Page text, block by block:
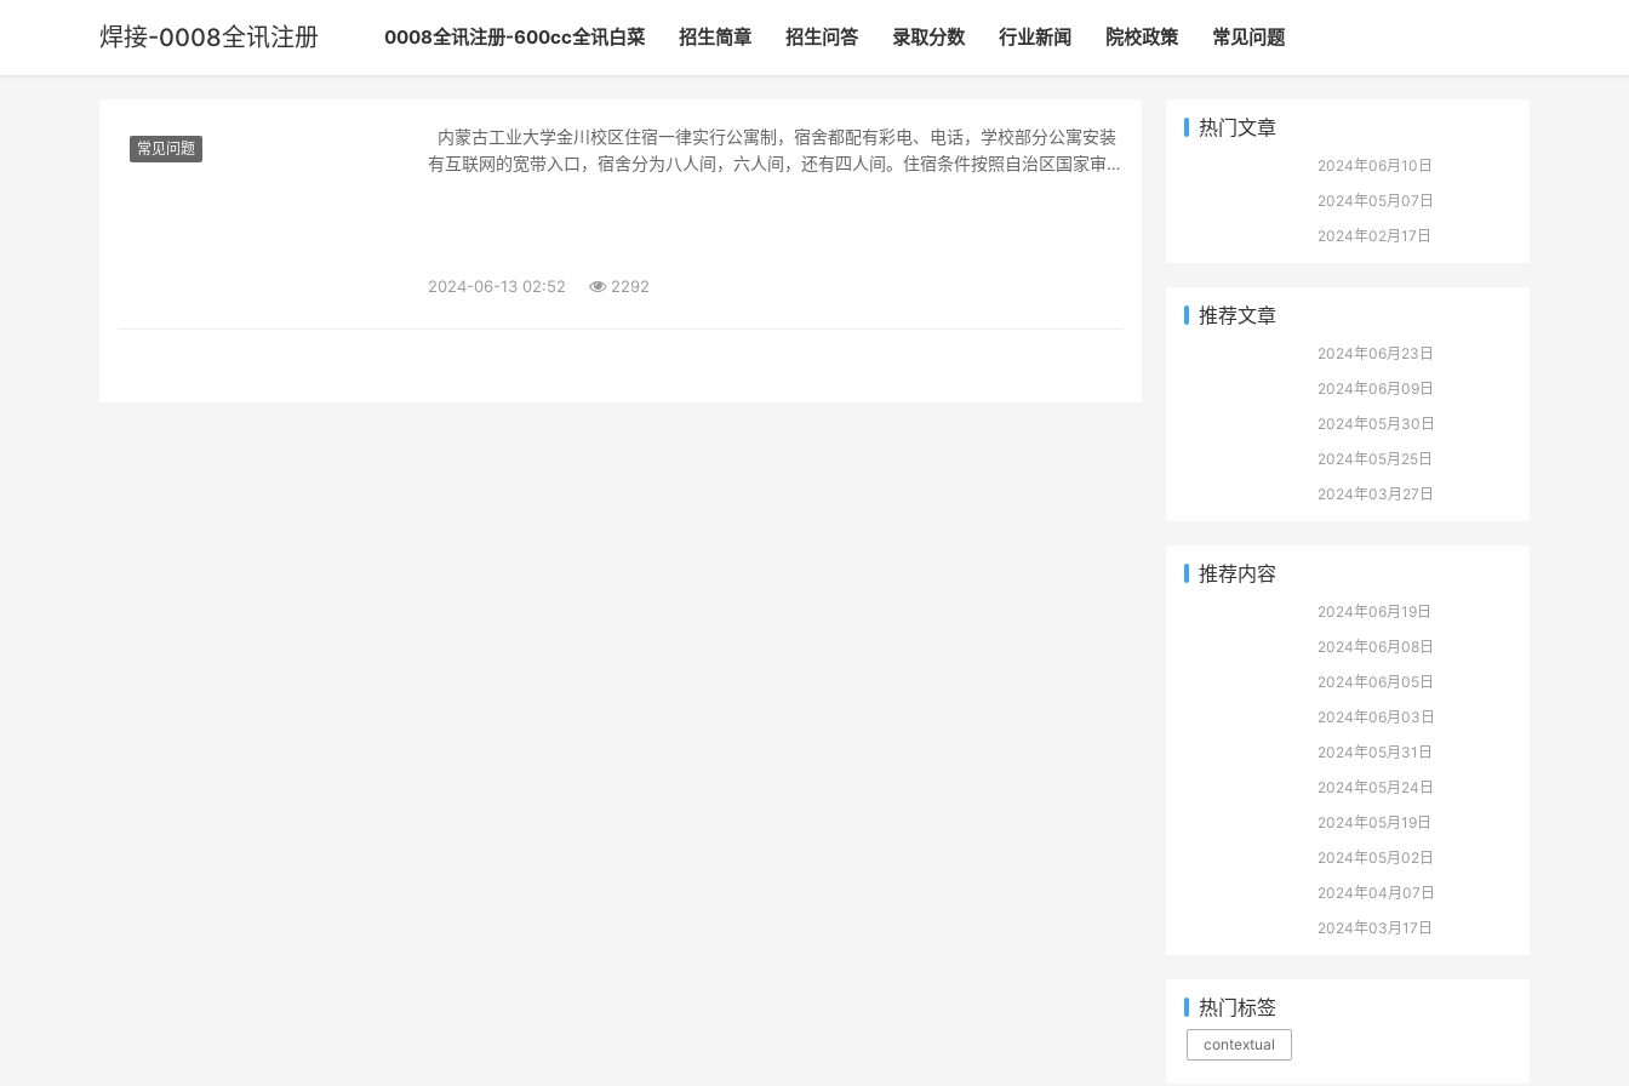
焊接-0008全讯注册 0008全讯注册-600cc全讯白菜 招生简章 招生问答 录取分数 行业新闻 院校政策 常见问题
常见问题
有互联网的宽带入口，宿舍分为八人间，六人间，还有四人间。住宿条件按照自治区国家审批
2024-06-13 02:52 2292
热门文章
2024年06月10日
2024年05月07日
2024年02月17日
推荐文章
2024年06月23日
2024年06月09日
2024年05月30日
2024年05月25日
2024年03月27日
推荐内容
2024年06月19日
2024年06月08日
2024年06月05日
2024年06月03日
2024年05月31日
2024年05月24日
2024年05月19日
2024年05月02日
2024年04月07日
2024年03月17日
热门标签
contextual